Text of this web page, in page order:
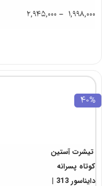
1,998,000
–
2,945,000
40%